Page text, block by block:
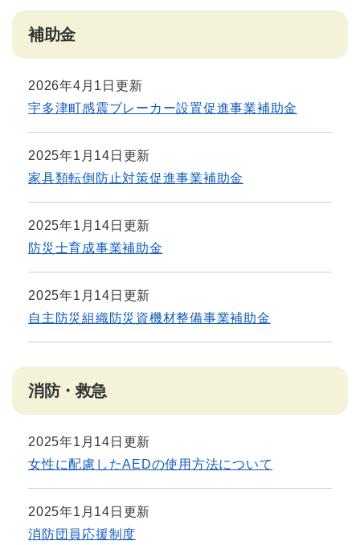
補助金
2026年4月1日更新
宇多津町感震ブレーカー設置促進事業補助金
2025年1月14日更新
家具類転倒防止対策促進事業補助金
2025年1月14日更新
防災士育成事業補助金
2025年1月14日更新
自主防災組織防災資機材整備事業補助金
消防・救急
2025年1月14日更新
女性に配慮したAEDの使用方法について
2025年1月14日更新
消防団員応援制度